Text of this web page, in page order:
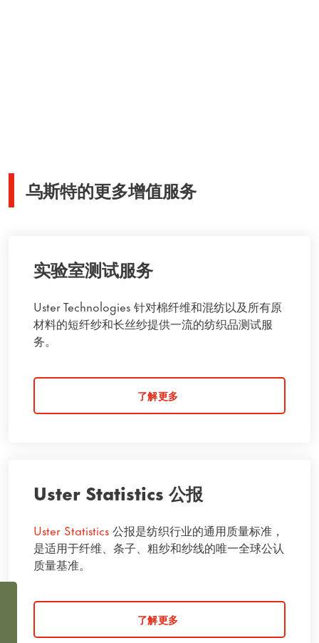
乌斯特的更多增值服务
实验室测试服务
Uster Technologies 针对棉纤维和混纺以及所有原
材料的短纤纱和长丝纱提供一流的纺织品测试服
务。
了解更多
Uster Statistics 公报
Uster Statistics公报是纺织行业的通用质量标准，
是适用于纤维、条子、粗纱和纱线的唯一全球公认
质量基准。
了解更多